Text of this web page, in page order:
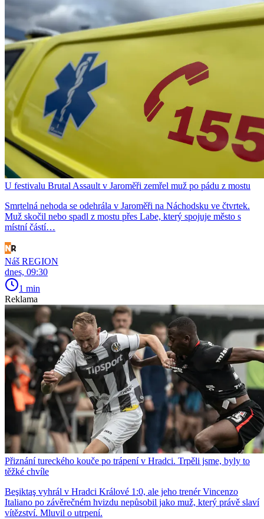
U festivalu Brutal Assault v Jaroměři zemřel muž po pádu z mostu
Smrtelná nehoda se odehrála v Jaroměři na Náchodsku ve čtvrtek.
Muž skočil nebo spadl z mostu přes Labe, který spojuje město s
místní částí…
Náš REGION
dnes, 09:30
1 min
Reklama
Přiznání tureckého kouče po trápení v Hradci. Trpěli jsme, byly to
těžké chvíle
Beşiktaş vyhrál v Hradci Králové 1:0, ale jeho trenér Vincenzo
Italiano po závěrečném hvizdu nepůsobil jako muž, který právě slaví
vítězství. Mluvil o utrpení.